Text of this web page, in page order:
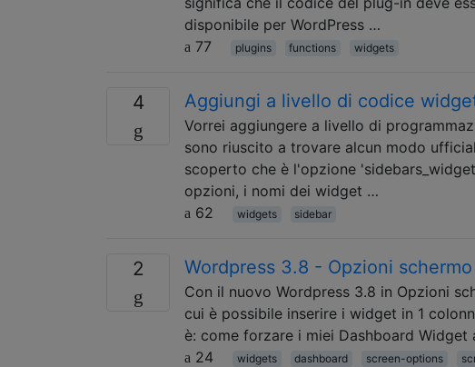
disponibile per WordPress …
77
plugins functions widgets
4 Aggiungi a livello di codice
Vorrei aggiungere a livello di
sono riuscito a trovare alcun modo
scoperto che è l'opzione
opzioni, i nomi dei widget …
62
widgets sidebar
2 Wordpress 3.8 - Opzioni
Con il nuovo Wordpress 3.8 in Opzioni
cui è possibile inserire i widget in 1
è: come forzare i miei Dashboard
24
widgets dashboard screen-options